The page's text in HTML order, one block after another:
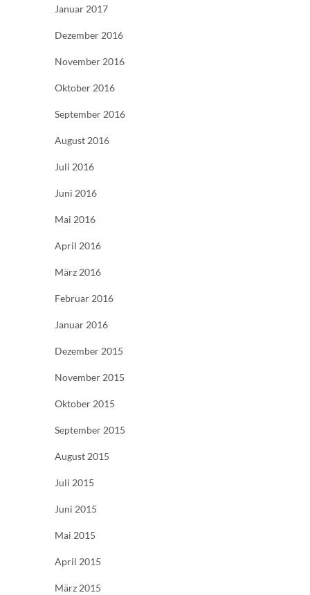
Januar 2017
Dezember 2016
November 2016
Oktober 2016
September 2016
August 2016
Juli 2016
Juni 2016
Mai 2016
April 2016
März 2016
Februar 2016
Januar 2016
Dezember 2015
November 2015
Oktober 2015
September 2015
August 2015
Juli 2015
Juni 2015
Mai 2015
April 2015
März 2015